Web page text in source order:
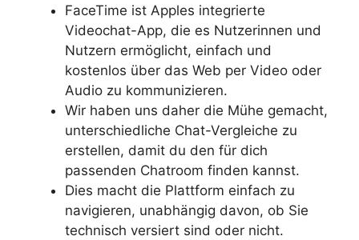
FaceTime ist Apples integrierte
Videochat-App, die es Nutzerinnen und
Nutzern ermöglicht, einfach und
kostenlos über das Web per Video oder
Audio zu kommunizieren.
Wir haben uns daher die Mühe gemacht,
unterschiedliche Chat-Vergleiche zu
erstellen, damit du den für dich
passenden Chatroom finden kannst.
Dies macht die Plattform einfach zu
navigieren, unabhängig davon, ob Sie
technisch versiert sind oder nicht.